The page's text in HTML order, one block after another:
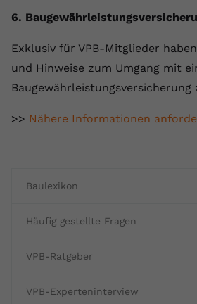
Baulexikon
Häufig gestellte Fragen
VPB-Ratgeber
VPB-Experteninterview
6.
Exklusiv für VPB-Mitglieder
und Hinweise zum Umgang mit
>> Nähere Informationen